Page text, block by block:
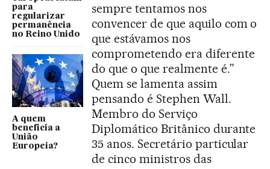
para
regularizar
permanência
no Reino Unido
A quem
beneficia a
União
Europeia?
sempre tentamos nos
convencer de que aquilo com o
que estávamos nos
comprometendo era diferente
do que o que realmente é.”
Quem se lamenta assim
pensando é Stephen Wall.
Membro do Serviço
Diplomático Britânico durante
35 anos. Secretário particular
de cinco ministros das